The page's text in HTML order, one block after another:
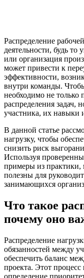
Распределение
деятельности, будь то
или организация
может привести к
эффективности,
внутри команды.
необходимо не
распределения задач,
участника, их навыки
В данной статье
нагрузку, чтобы
снизить риск
Используя
примеры из практики,
полезны для
занимающихся
Что такое
почему оно
Распределение
обязанностей между
обеспечить баланс
проекта. Этот
определение